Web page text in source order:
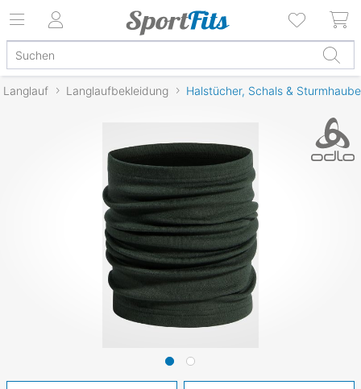
Langlauf Langlaufbekleidung Halstücher, Schals &